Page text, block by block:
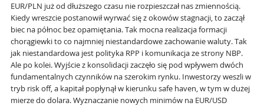
EUR/PLN już od dłuższego czasu nie rozpieszczał nas zmiennością.
Kiedy wreszcie postanowił wyrwać się z okowów stagnacji, to zaczął
biec na północ bez opamiętania. Tak mocna realizacja formacji
chorągiewki to co najmniej niestandardowe zachowanie waluty. Tak
jak niestandardowa jest polityka RPP i komunikacja ze strony NBP.
Ale po kolei. Wyjście z konsolidacji zaczęło się pod wpływem dwóch
fundamentalnych czynników na szerokim rynku. Inwestorzy weszli w
tryb risk off, a kapitał popłynął w kierunku safe haven, w tym w dużej
mierze do dolara. Wyznaczanie nowych minimów na EUR/USD